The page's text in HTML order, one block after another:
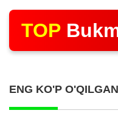
TOP
ENG KO'P